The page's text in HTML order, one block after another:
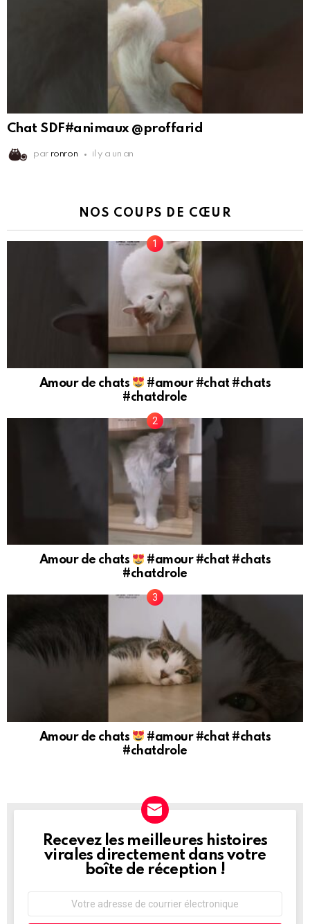
Chat SDF#animaux @proffarid
par ronron il y a un an
NOS COUPS DE CŒUR
Amour de chats
#amour #chat #chats
#chatdrole
Amour de chats
#amour #chat #chats
#chatdrole
Amour de chats
#amour #chat #chats
#chatdrole
NEWSLETTER
Recevez les meilleures histoires
virales directement dans votre
boîte de réception !
courrier